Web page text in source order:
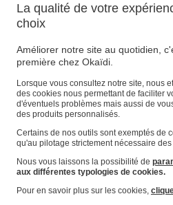
Vos informations personnelles
Suivre une commande
Panier
Favoris
Naissance0-12 mois
La qualité de votre
choix
Améliorer notre site au quotidien,
première chez Okaïdi.
Lorsque vous consultez notre site, nous
des cookies nous permettant de faciliter
d'éventuels problèmes mais aussi de
des produits personnalisés.
Certains de nos outils sont exemptés de
qu'au pilotage strictement nécessaire
Nous vous laissons la possibilité de
aux différentes typologies de cookies.
Pour en savoir plus sur les cookies,